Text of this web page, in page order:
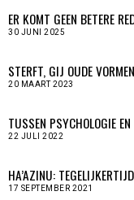
ER KOMT GEEN BETERE
30 JUNI 2025
STERFT, GIJ OUDE
20 MAART 2023
TUSSEN PSYCHOLOGIE
22 JULI 2022
HA’AZINU:
17 SEPTEMBER 2021